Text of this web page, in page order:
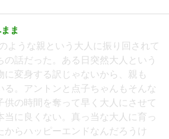
ま
ような親という大人に振り回されて
の話だった。ある日突然大人という
に変身する訳じゃないから、親も
る。アントンと点子ちゃんもそんな
供の時間を奪って早く大人にさせて
当に良くない。真っ当な大人に育っ
からハッピーエンドなんだろうけ